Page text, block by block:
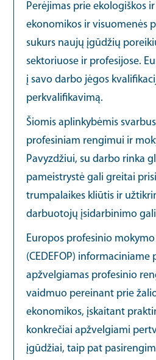
Perėjimas prie ekologiškos
ekonomikos ir visuomenės
sukurs naujų įgūdžių
sektoriuose ir profesijose.
į savo darbo jėgos
perkvalifikavimą.
Šiomis aplinkybėmis
profesiniam rengimui ir
Pavyzdžiui, su darbo rinka
pameistrystė gali greitai
trumpalaikes kliūtis ir
darbuotojų įsidarbinimo
Europos profesinio
(CEDEFOP) informaciniame
apžvelgiamas profesinio
vaidmuo pereinant prie
ekonomikos, įskaitant
konkrečiai apžvelgiami
įgūdžiai, taip pat